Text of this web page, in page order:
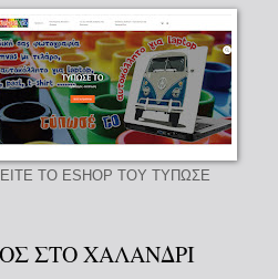
ΤΟ ESHOP ΤΟΥ ΤΥΠΩΣΕ
ΣΤΟ ΧΑΛΑΝΔΡΙ